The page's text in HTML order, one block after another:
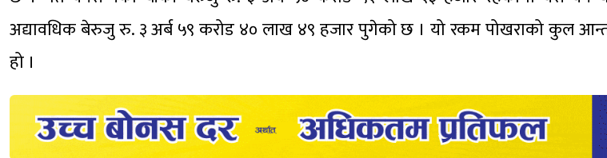
अद्यावधिक बेरुजु रु. ३ अर्ब ५९ करोड ४० लाख ४९ हजार पुगेको छ । यो रकम पोखराको कुल
हो ।